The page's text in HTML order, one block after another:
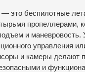
— это беспилотные
пропеллерами,
и маневровость.
управления
и камеры делают
и